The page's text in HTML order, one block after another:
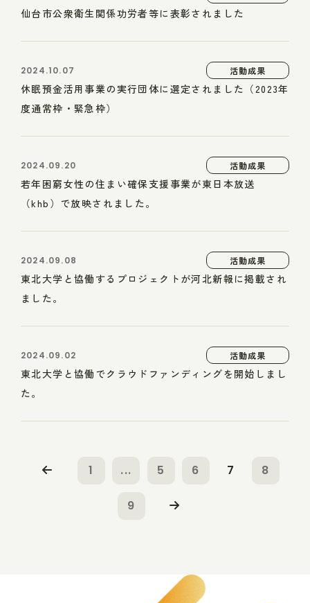
仙台市公衆衛生関係功労者等に表彰されました
2024.10.07 活動成果
休眠預金活用事業の実行団体に選定されました（2023年
度通常枠・緊急枠）
2024.09.20 活動成果
若年困窮女性の住まい確保支援事業が東日本放送
（khb）で放映されました。
2024.09.08 活動成果
東北大学と協働するプロジェクトが河北新報に掲載され
ました。
2024.09.02 活動成果
東北大学と協働でクラウドファンディングを開始しまし
た。
1 ... 5 6 7 8
9